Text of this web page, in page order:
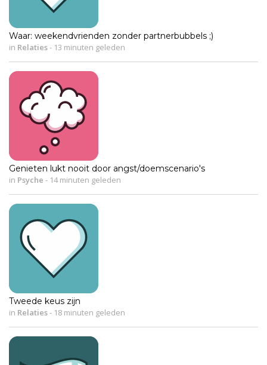
Waar: weekendvrienden zonder partnerbubbels ;)
in Relaties- 13 minuten geleden
Genieten lukt nooit door angst/doemscenario's
in Psyche - 14 minuten geleden
Tweede keus zijn
in Relaties- 18 minuten geleden